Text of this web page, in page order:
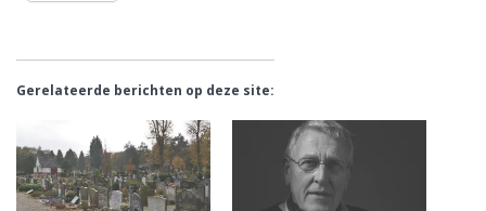
Gerelateerde berichten op deze site: